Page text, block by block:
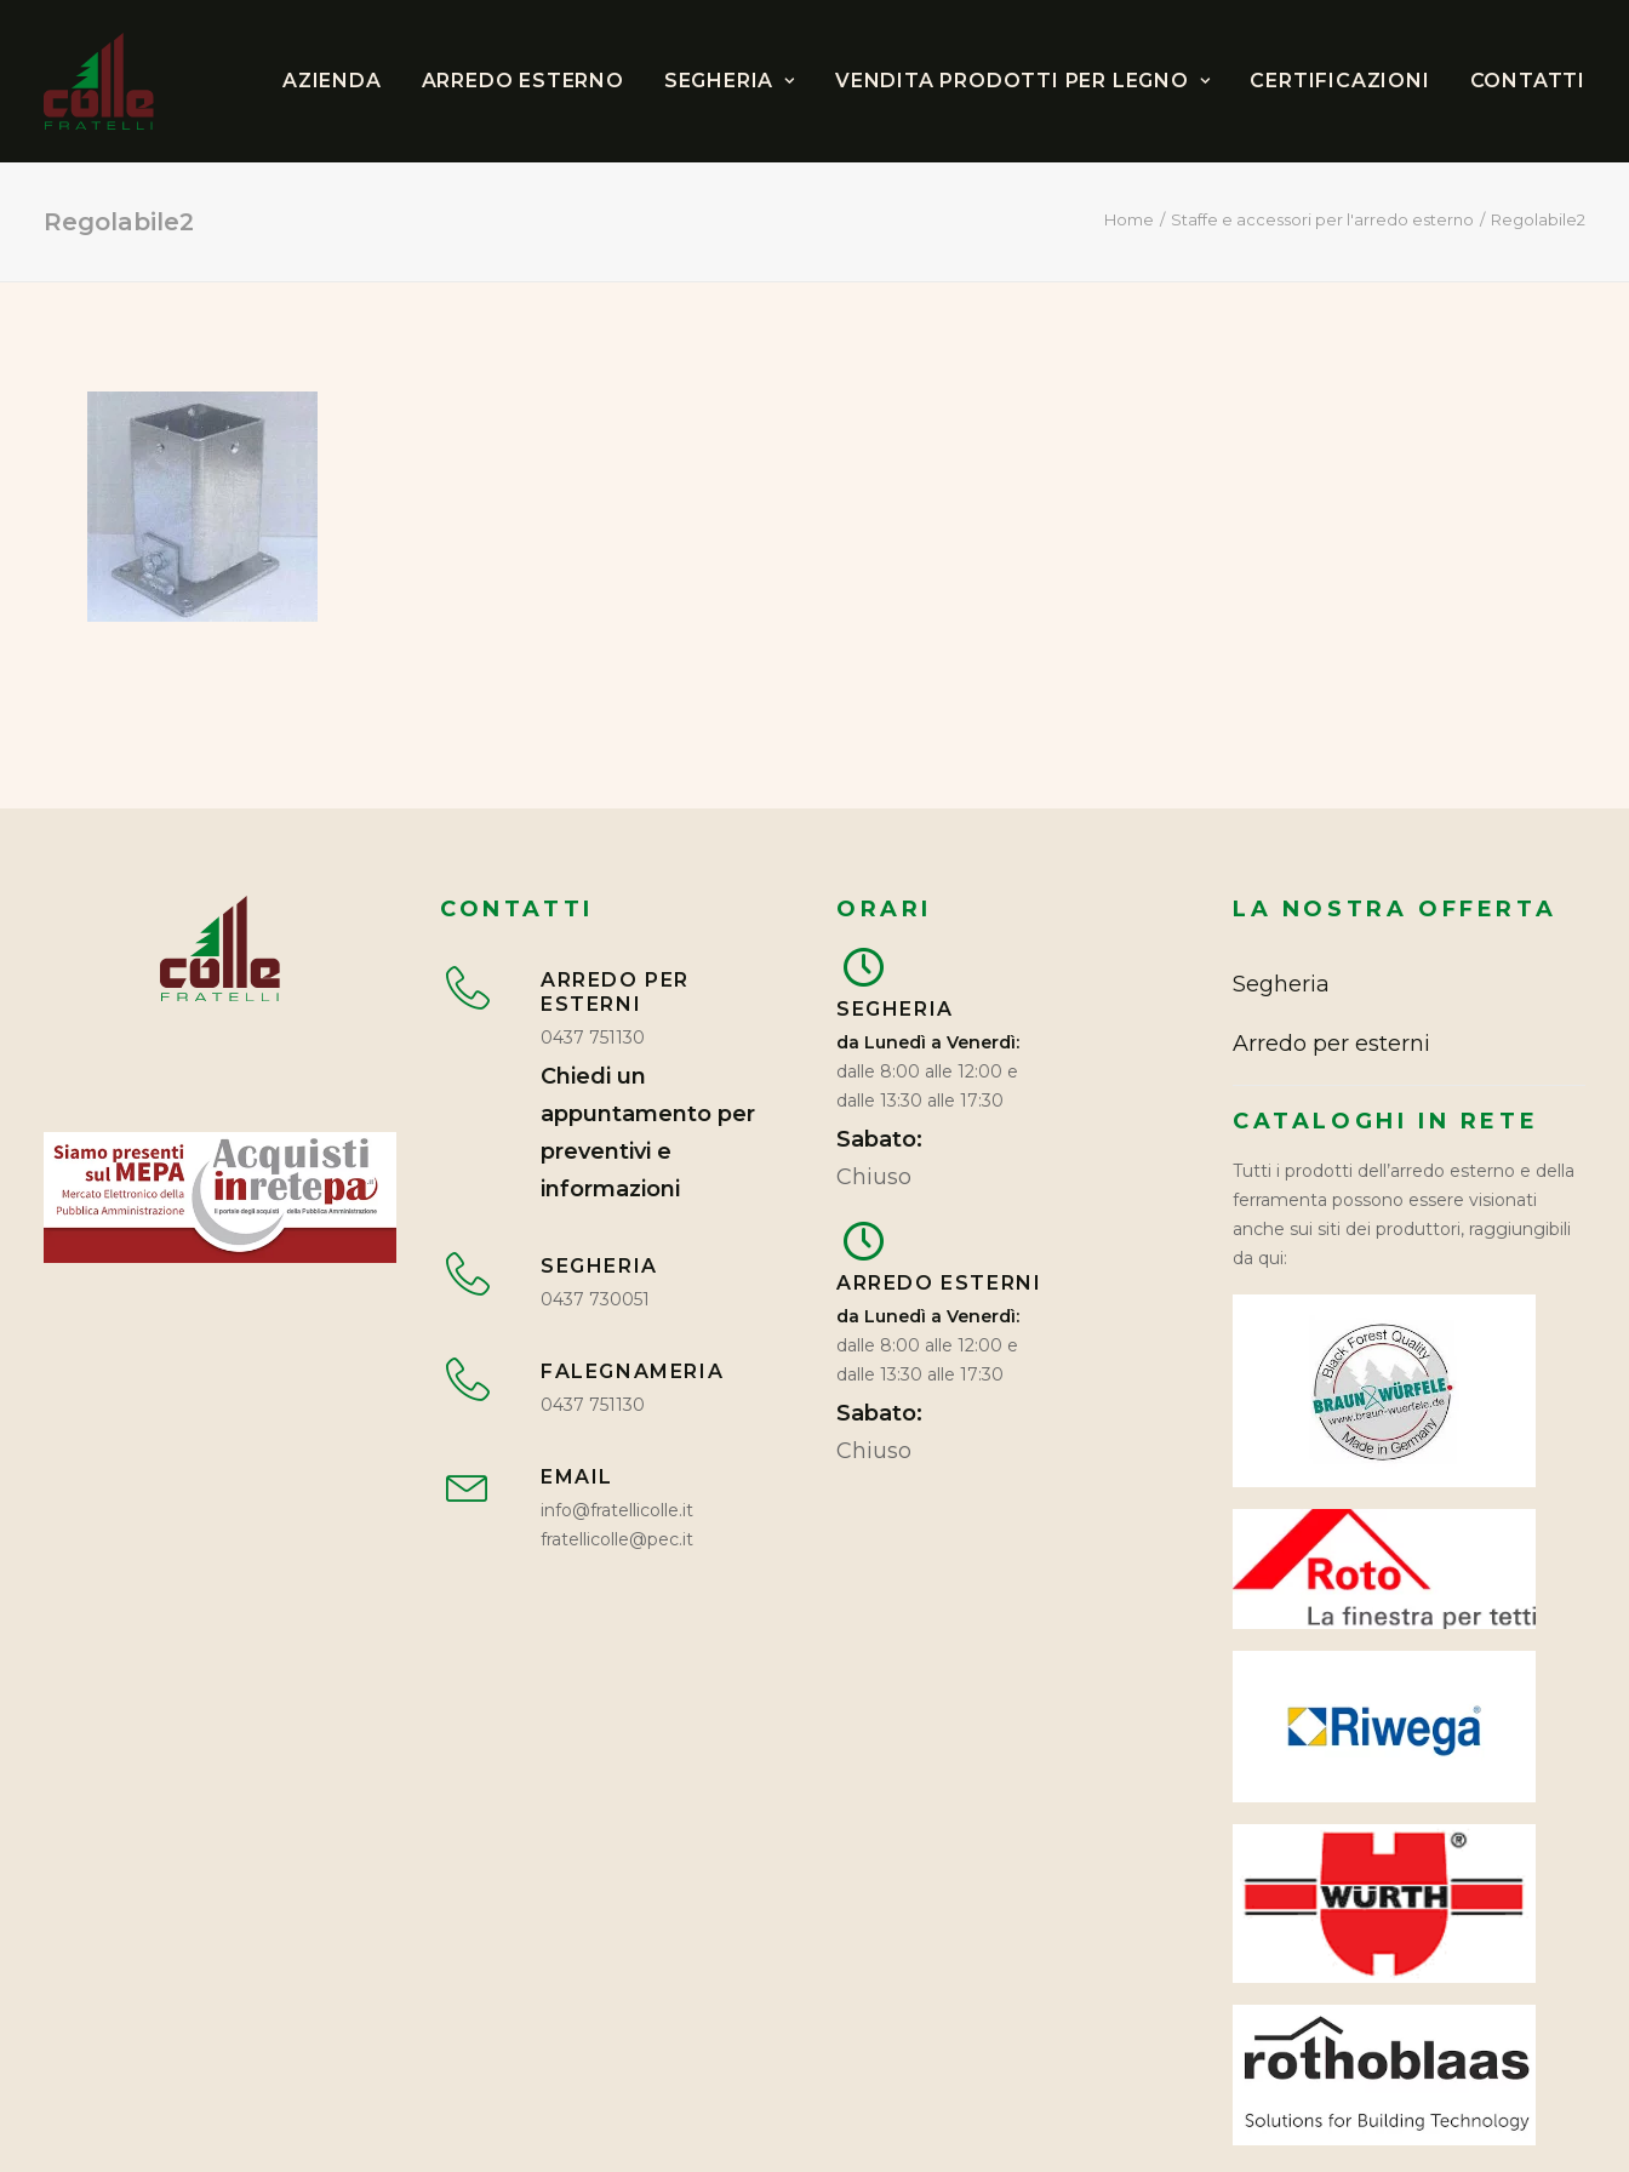
AZIENDA ARREDO ESTERNO SEGHERIA VENDITA PRODOTTI PER LEGNO CERTIFICAZIONI CONTATTI
Regolabile2 Home Staffe e accessori per l'arredo esterno Regolabile2
CONTATTI
ARREDO PER
ESTERNI
0437 751130
Chiedi un
appuntamento per
preventivi e
informazioni
SEGHERIA
0437 730051
FALEGNAMERIA
0437 751130
EMAIL
info@fratellicolle.it
fratellicolle@pec.it
ORARI
SEGHERIA
da Lunedì a Venerdì:
dalle 8:00 alle 12:00 e
dalle 13:30 alle 17:30
Sabato:
Chiuso
ARREDO ESTERNI
da Lunedì a Venerdì:
dalle 8:00 alle 12:00 e
dalle 13:30 alle 17:30
Sabato:
Chiuso
LA NOSTRA OFFERTA
Segheria
Arredo per esterni
CATALOGHI IN RETE
Tutti i prodotti dell’arredo esterno e della
ferramenta possono essere visionati
anche sui siti dei produttori, raggiungibili
da qui: